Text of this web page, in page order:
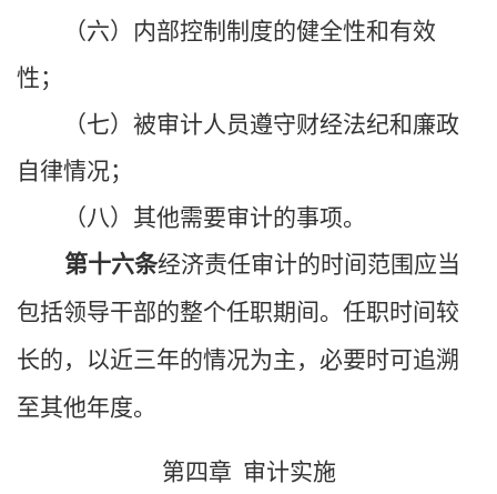
（六）内部控制制度的健全性和有效
性；
（七）被审计人员遵守财经法纪和廉政
自律情况；
（八）其他需要审计的事项。
第十六条经济责任审计的时间范围应当
包括领导干部的整个任职期间。任职时间较
长的，以近三年的情况为主，必要时可追溯
至其他年度。
第四章 审计实施